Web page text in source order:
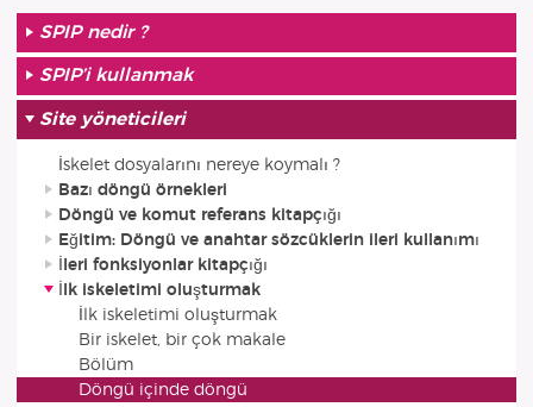
SPIP nedir ?
SPIP’i kullanmak
Site yöneticileri
İskelet dosyalarını nereye koymalı ?
Bazı döngü örnekleri
Döngü ve komut referans kitapçığı
Eğitim: Döngü ve anahtar sözcüklerin ileri kullanımı
İleri fonksiyonlar kitapçığı
İlk iskeletimi oluşturmak
İlk iskeletimi oluşturmak
Bir iskelet, bir çok makale
Bölüm
Döngü içinde döngü